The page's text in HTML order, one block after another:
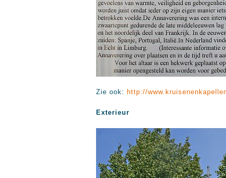
Zie ook: http://
Exterieur